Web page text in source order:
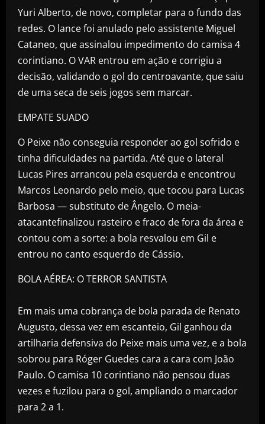
Yuri Alberto, de novo, completar para o fundo das
redes. O lance foi anulado pelo assistente Miguel
Cataneo, que assinalou impedimento do camisa 4
corintiano. O VAR entrou em ação e corrigiu a
decisão, validando o gol do centroavante, que saiu
de uma seca de seis jogos sem marcar.
EMPATE SUADO
O Peixe não conseguia responder ao gol sofrido e
tinha dificuldades na partida. Até que o lateral
Lucas Pires arrancou pela esquerda e encontrou
Marcos Leonardo pelo meio, que tocou para Lucas
Barbosa — substituto de Ângelo. O meia-
atacantefinalizou rasteiro e fraco de fora da área e
contou com a sorte: a bola resvalou em Gil e
entrou no canto esquerdo de Cássio.
BOLA AÉREA: O TERROR SANTISTA
Em mais uma cobrança de bola parada de Renato
Augusto, dessa vez em escanteio, Gil ganhou da
artilharia defensiva do Peixe mais uma vez, e a bola
sobrou para Róger Guedes cara a cara com João
Paulo. O camisa 10 corintiano não pensou duas
vezes e fuzilou para o gol, ampliando o marcador
para 2 a 1.